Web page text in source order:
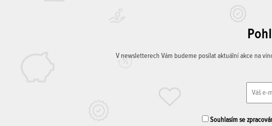
V newsletterech Vám budeme posílat aktuální akce na
Souhlasím se